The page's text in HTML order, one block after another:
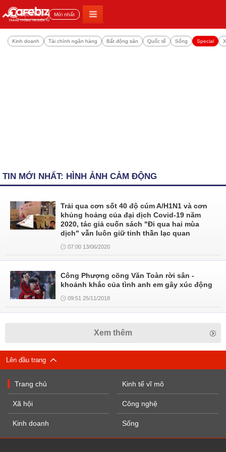
Đọc nhiều Mới nhất
Kinh doanh Tài chính ngân hàng Bất động sản Quốc tế Sống Special
TIN MỚI NHẤT: HÌNH ẢNH CẢM ĐỘNG
Trải qua cơn sốt 40 độ cúm A/H1N1 và cơn
khủng hoảng của đại dịch Covid-19 năm
2020, tác giả cuốn sách "Đi qua hai mùa
dịch" vẫn luôn giữ tinh thần lạc quan
07:00 13/06/2020
Công Phượng cõng Văn Toàn rời sân -
khoảnh khắc của tình anh em gây xúc động
09:51 25/11/2018
Xem thêm
Lên đầu trang
Trang chủ
Xã hội
Kinh doanh
Kinh tế vĩ mô
Công nghệ
Sống